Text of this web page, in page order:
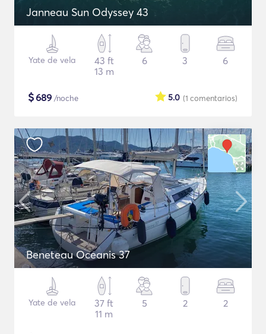
Janneau Sun Odyssey 43
Yate de vela
43 ft
13 m
6 3 6
$689 /noche (1 comentarios)
5.0
Beneteau Oceanis 37
Yate de vela
37 ft
11 m
5 2 2